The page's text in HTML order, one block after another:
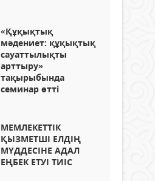
«Құқықтық
мәдениет: құқықтық
сауаттылықты
арттыру»
тақырыбында
семинар өтті
МЕМЛЕКЕТТІК
ҚЫЗМЕТШІ ЕЛДІҢ
МҮДДЕСІНЕ АДАЛ
ЕҢБЕК ЕТУІ ТИІС